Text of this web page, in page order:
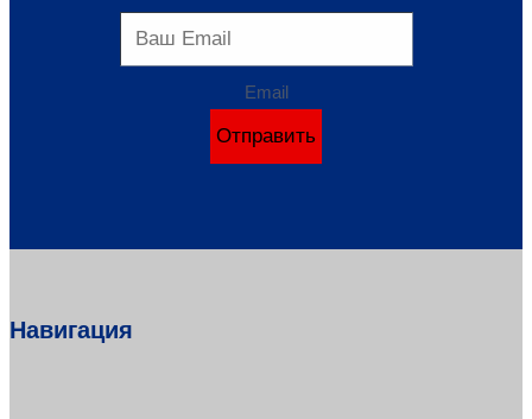
Email
Отправить
Навигация